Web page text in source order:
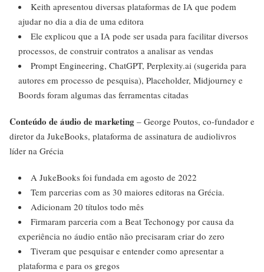
Keith apresentou diversas plataformas de IA que podem
ajudar no dia a dia de uma editora
Ele explicou que a IA pode ser usada para facilitar diversos
processos, de construir contratos a analisar as vendas
Prompt Engineering, ChatGPT, Perplexity.ai (sugerida para
autores em processo de pesquisa), Placeholder, Midjourney e
Boords foram algumas das ferramentas citadas
Conteúdo de áudio de marketing – George Poutos, co-fundador e
diretor da JukeBooks, plataforma de assinatura de audiolivros
líder na Grécia
A JukeBooks foi fundada em agosto de 2022
Tem parcerias com as 30 maiores editoras na Grécia.
Adicionam 20 títulos todo mês
Firmaram parceria com a Beat Techonogy por causa da
experiência no áudio então não precisaram criar do zero
Tiveram que pesquisar e entender como apresentar a
plataforma e para os gregos